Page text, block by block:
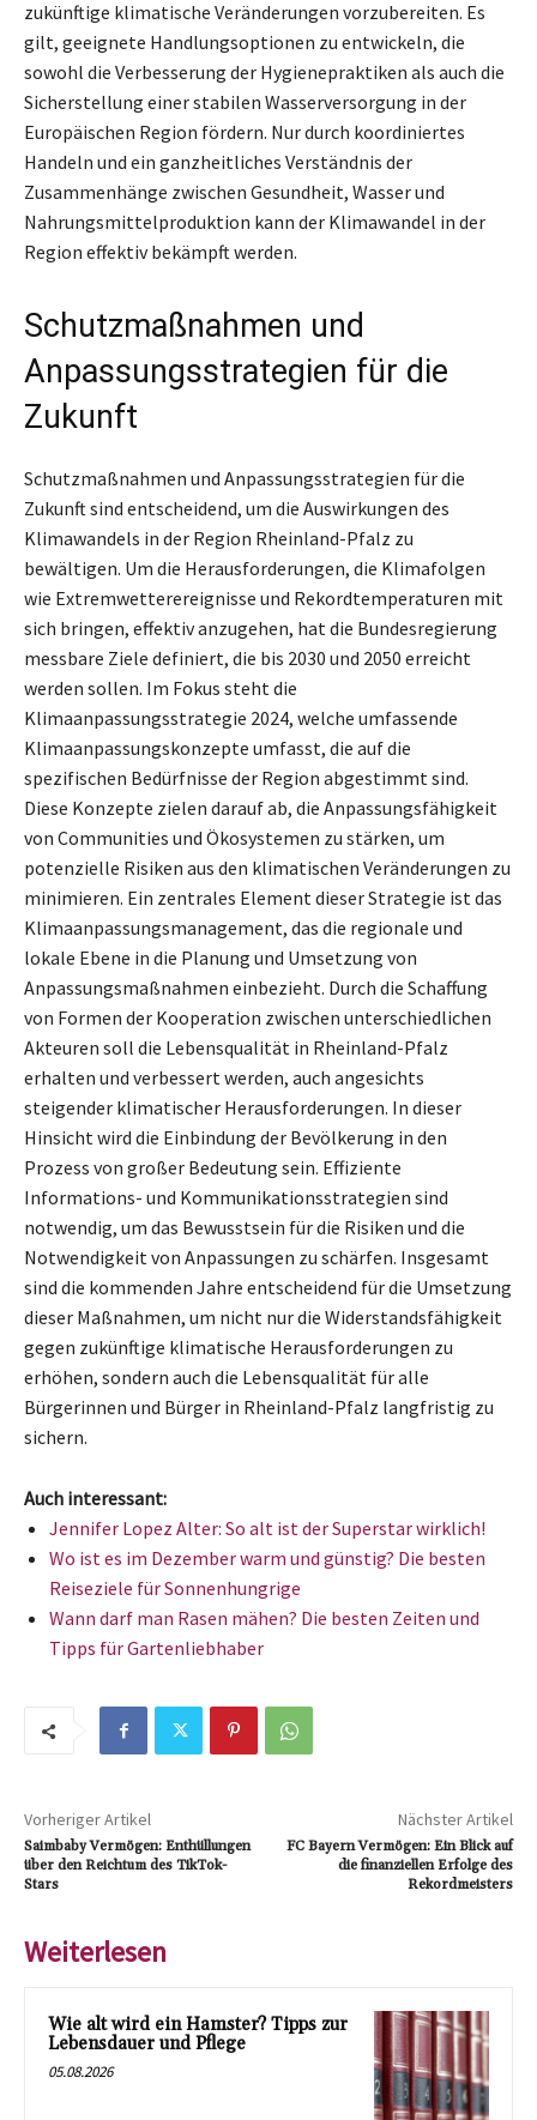
zukünftige klimatische Veränderungen vorzubereiten. Es
gilt, geeignete Handlungsoptionen zu entwickeln, die
sowohl die Verbesserung der Hygienepraktiken als auch die
Sicherstellung einer stabilen Wasserversorgung in der
Europäischen Region fördern. Nur durch koordiniertes
Handeln und ein ganzheitliches Verständnis der
Zusammenhänge zwischen Gesundheit, Wasser und
Nahrungsmittelproduktion kann der Klimawandel in der
Region effektiv bekämpft werden.
Schutzmaßnahmen und
Anpassungsstrategien für die
Zukunft
Schutzmaßnahmen und Anpassungsstrategien für die
Zukunft sind entscheidend, um die Auswirkungen des
Klimawandels in der Region Rheinland-Pfalz zu
bewältigen. Um die Herausforderungen, die Klimafolgen
wie Extremwetterereignisse und Rekordtemperaturen mit
sich bringen, effektiv anzugehen, hat die Bundesregierung
messbare Ziele definiert, die bis 2030 und 2050 erreicht
werden sollen. Im Fokus steht die
Klimaanpassungsstrategie 2024, welche umfassende
Klimaanpassungskonzepte umfasst, die auf die
spezifischen Bedürfnisse der Region abgestimmt sind.
Diese Konzepte zielen darauf ab, die Anpassungsfähigkeit
von Communities und Ökosystemen zu stärken, um
potenzielle Risiken aus den klimatischen Veränderungen zu
minimieren. Ein zentrales Element dieser Strategie ist das
Klimaanpassungsmanagement, das die regionale und
lokale Ebene in die Planung und Umsetzung von
Anpassungsmaßnahmen einbezieht. Durch die Schaffung
von Formen der Kooperation zwischen unterschiedlichen
Akteuren soll die Lebensqualität in Rheinland-Pfalz
erhalten und verbessert werden, auch angesichts
steigender klimatischer Herausforderungen. In dieser
Hinsicht wird die Einbindung der Bevölkerung in den
Prozess von großer Bedeutung sein. Effiziente
Informations- und Kommunikationsstrategien sind
notwendig, um das Bewusstsein für die Risiken und die
Notwendigkeit von Anpassungen zu schärfen. Insgesamt
sind die kommenden Jahre entscheidend für die Umsetzung
dieser Maßnahmen, um nicht nur die Widerstandsfähigkeit
gegen zukünftige klimatische Herausforderungen zu
erhöhen, sondern auch die Lebensqualität für alle
Bürgerinnen und Bürger in Rheinland-Pfalz langfristig zu
sichern.
Auch interessant:
Jennifer Lopez Alter: So alt ist der Superstar wirklich!
Wo ist es im Dezember warm und günstig? Die besten
Reiseziele für Sonnenhungrige
Wann darf man Rasen mähen? Die besten Zeiten und
Tipps für Gartenliebhaber
Vorheriger Artikel
Saimbaby Vermögen: Enthüllungen
über den Reichtum des TikTok-
Stars
Nächster Artikel
FC Bayern Vermögen: Ein Blick auf
die finanziellen Erfolge des
Rekordmeisters
Weiterlesen
Wie alt wird ein Hamster? Tipps zur
Lebensdauer und Pflege
05.08.2026